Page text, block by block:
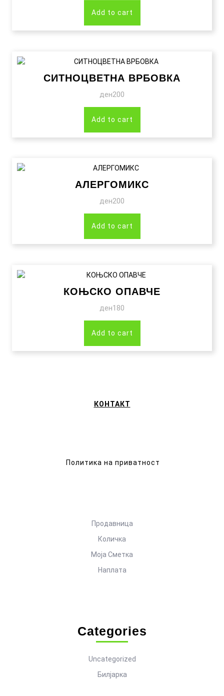
Add to cart
СИТНОЦВЕТНА ВРБОВКА
ден200
Add to cart
АЛЕРГОМИКС
ден200
Add to cart
КОЊСКО ОПАВЧЕ
ден180
Add to cart
КОНТАКТ
Политика на приватност
Продавница
Количка
Моја Сметка
Наплата
Categories
Uncategorized
Билјарка